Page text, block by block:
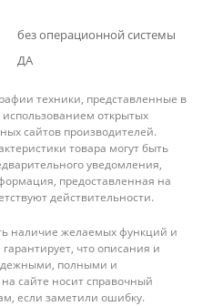
без операционной системы
ДА
техники, представленные в
использованием открытых
сайтов производителей.
товара могут быть
уведомления,
предоставленная на
действительности.
наличие желаемых функций и
что описания и
полными и
сайте носит справочный
если заметили ошибку.